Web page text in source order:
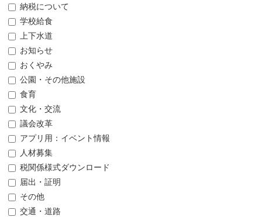
納税について
学校給食
上下水道
お知らせ
おくやみ
公園・その他施設
食育
文化・交流
議会改革
アプリ用：イベント情報
人材募集
税関係様式ダウンロード
届出・証明
その他
交通・道路